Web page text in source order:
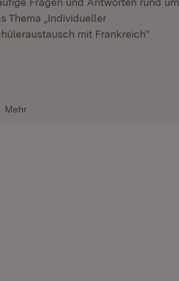
Thema „Individueller
mit Frankreich“
Mehr